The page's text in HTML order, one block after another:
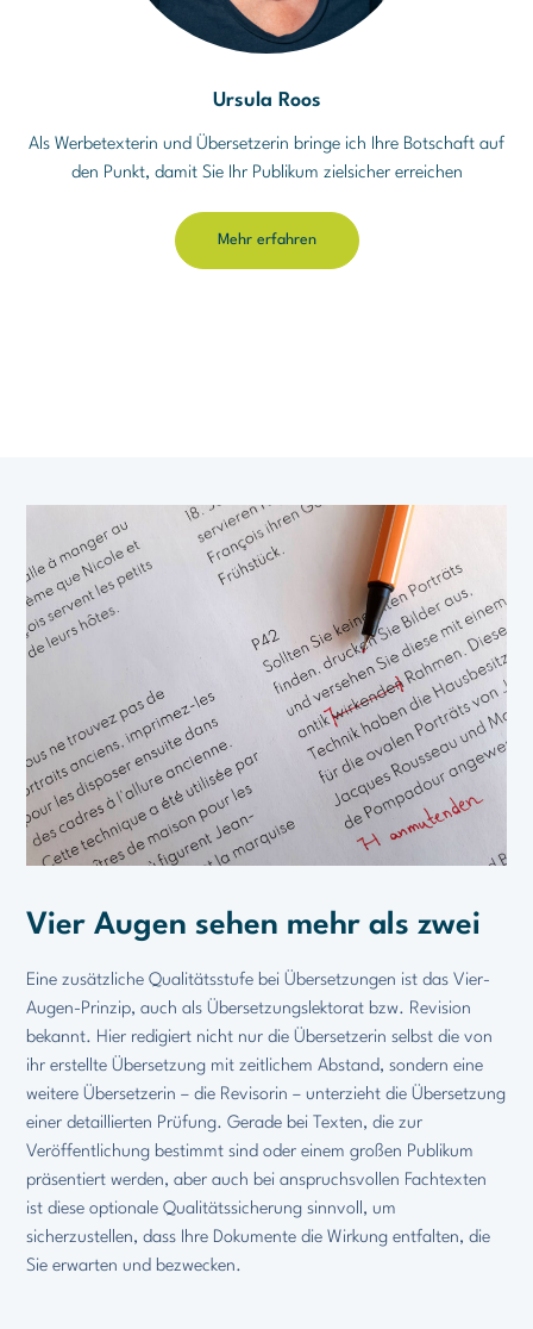
Ursula Roos
Als Werbetexterin und Übersetzerin bringe ich Ihre Botschaft auf
den Punkt, damit Sie Ihr Publikum zielsicher erreichen
Mehr erfahren
Vier Augen sehen mehr als zwei
Eine zusätzliche Qualitätsstufe bei Übersetzungen ist das Vier-
Augen-Prinzip, auch als Übersetzungslektorat bzw. Revision
bekannt. Hier redigiert nicht nur die Übersetzerin selbst die von
ihr erstellte Übersetzung mit zeitlichem Abstand, sondern eine
weitere Übersetzerin – die Revisorin – unterzieht die Übersetzung
einer detaillierten Prüfung. Gerade bei Texten, die zur
Veröffentlichung bestimmt sind oder einem großen Publikum
präsentiert werden, aber auch bei anspruchsvollen Fachtexten
ist diese optionale Qualitätssicherung sinnvoll, um
sicherzustellen, dass Ihre Dokumente die Wirkung entfalten, die
Sie erwarten und bezwecken.